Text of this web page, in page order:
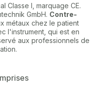
Classe I, marquage CE.
GmbH. Contre-
métaux chez le patient
l'instrument, qui est en
aux professionnels de